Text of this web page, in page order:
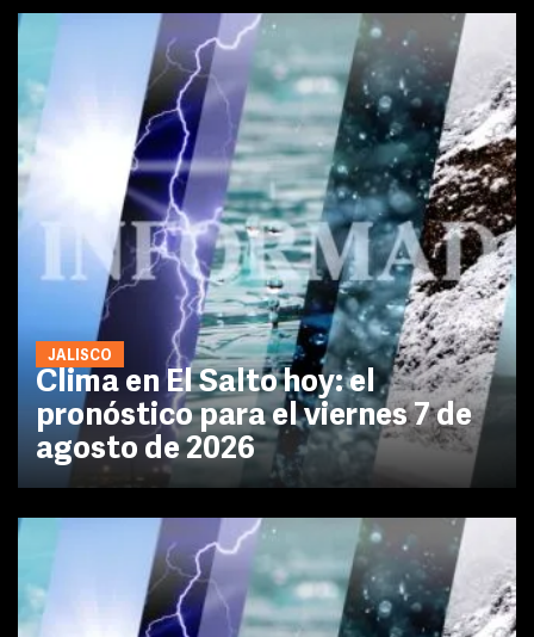
JALISCO
Clima en El Salto hoy: el
pronóstico para el viernes 7 de
agosto de 2026